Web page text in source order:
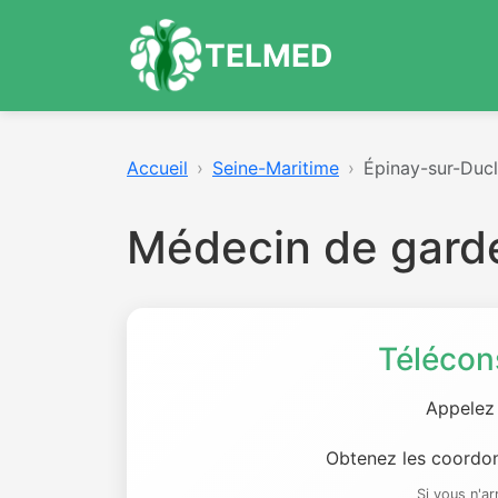
TELMED
Accueil Seine-Maritime Épinay-sur-
Médecin de
Obtenez les
Si vous